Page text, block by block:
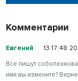
Комментарии
Евгений 13:17:48
Все пишут
ими вы измените?